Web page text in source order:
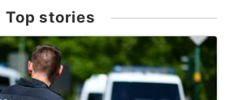
Top stories